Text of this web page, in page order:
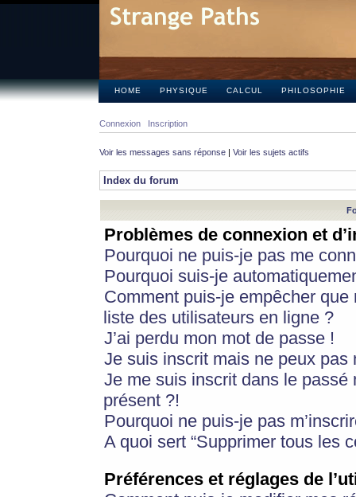
HOME PHYSIQUE CALCUL PHILOSOPHIE
Connexion Inscription
Voir les messages sans réponse | Voir les sujets actifs
Index du forum
Problèmes de connexion et
Pourquoi ne puis-je pas me
Pourquoi suis-je
Comment puis-je empêcher
liste des utilisateurs en ligne ?
J’ai perdu mon mot de passe !
Je suis inscrit mais ne peux pas
Je me suis inscrit dans le
présent ?!
Pourquoi ne puis-je pas
A quoi sert “Supprimer tous les
Préférences et réglages de